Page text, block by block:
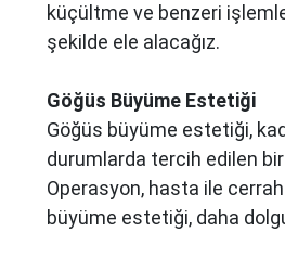
küçültme ve benzeri
şekilde ele alacağız.
Göğüs Büyüme Estetiği
Göğüs büyüme estetiği,
durumlarda tercih edilen
Operasyon, hasta ile
büyüme estetiği, daha